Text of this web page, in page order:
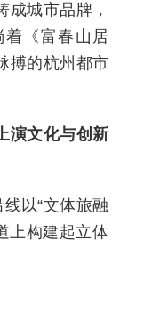
成城市品牌，
着《富春山居
搏的杭州都市
演文化与创新
以“文体旅融
上构建起立体